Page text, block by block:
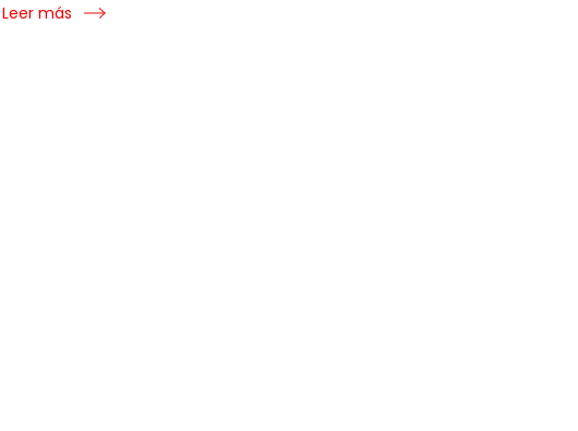
Leer más